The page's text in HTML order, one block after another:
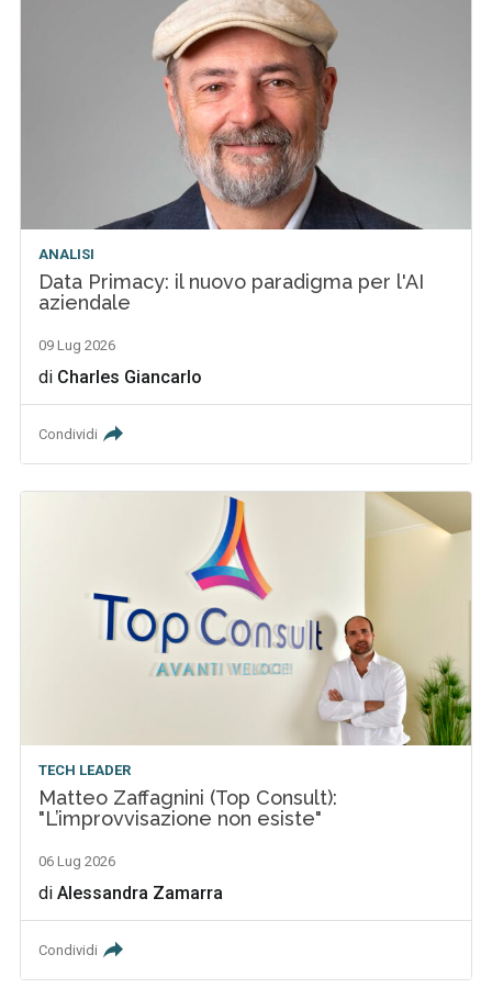
ANALISI
Data Primacy: il nuovo paradigma per l'AI
aziendale
09 Lug 2026
di Charles Giancarlo
Condividi
TECH LEADER
Matteo Zaffagnini (Top Consult):
"L’improvvisazione non esiste"
06 Lug 2026
diAlessandra Zamarra
Condividi